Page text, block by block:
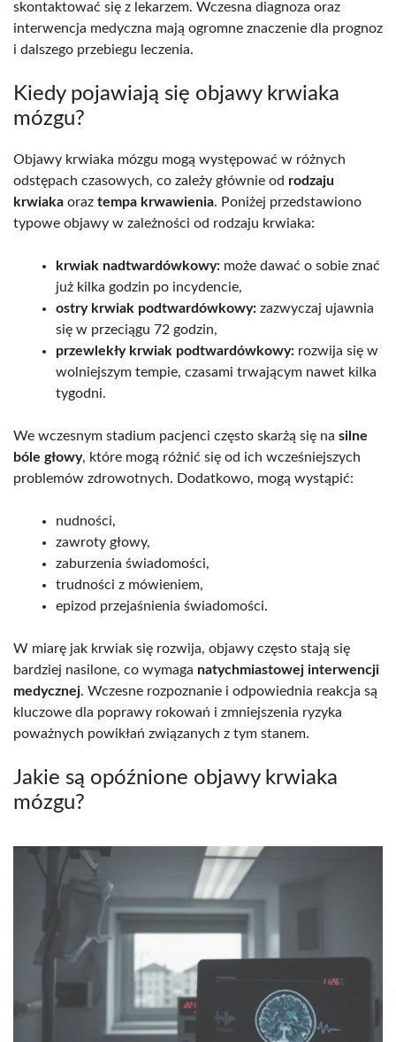
skontaktować się z lekarzem. Wczesna diagnoza oraz
interwencja medyczna mają ogromne znaczenie dla prognoz
i dalszego przebiegu leczenia.
Kiedy pojawiają się objawy krwiaka
mózgu?
Objawy krwiaka mózgu mogą występować w różnych
odstępach czasowych, co zależy głównie od rodzaju
krwiaka oraz tempa krwawienia. Poniżej przedstawiono
typowe objawy w zależności od rodzaju krwiaka:
krwiak nadtwardówkowy: może dawać o sobie znać
już kilka godzin po incydencie,
ostry krwiak podtwardówkowy: zazwyczaj ujawnia
się w przeciągu 72 godzin,
przewlekły krwiak podtwardówkowy: rozwija się w
wolniejszym tempie, czasami trwającym nawet kilka
tygodni.
We wczesnym stadium pacjenci często skarżą się na silne
bóle głowy, które mogą różnić się od ich wcześniejszych
problemów zdrowotnych. Dodatkowo, mogą wystąpić:
nudności,
zawroty głowy,
zaburzenia świadomości,
trudności z mówieniem,
epizod przejaśnienia świadomości.
W miarę jak krwiak się rozwija, objawy często stają się
bardziej nasilone, co wymaga natychmiastowej interwencji
medycznej. Wczesne rozpoznanie i odpowiednia reakcja są
kluczowe dla poprawy rokowań i zmniejszenia ryzyka
poważnych powikłań związanych z tym stanem.
Jakie są opóźnione objawy krwiaka
mózgu?